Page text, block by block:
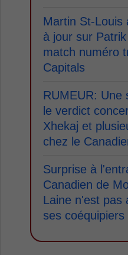
Martin St-Louis
à jour sur
match numéro
Capitals
RUMEUR: Une
le verdict
Xhekaj et
chez le
Surprise à
Canadien de
Laine n'est pas
ses coéquipiers